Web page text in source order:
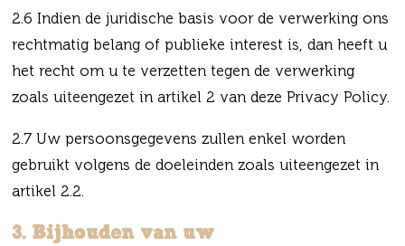
2.6 Indien de juridische basis voor de verwerking ons
rechtmatig belang of publieke interest is, dan heeft u
het recht om u te verzetten tegen de verwerking
zoals uiteengezet in artikel 2 van deze Privacy Policy.
2.7 Uw persoonsgegevens zullen enkel worden
gebruikt volgens de doeleinden zoals uiteengezet in
artikel 2.2.
3. Bijhouden van uw